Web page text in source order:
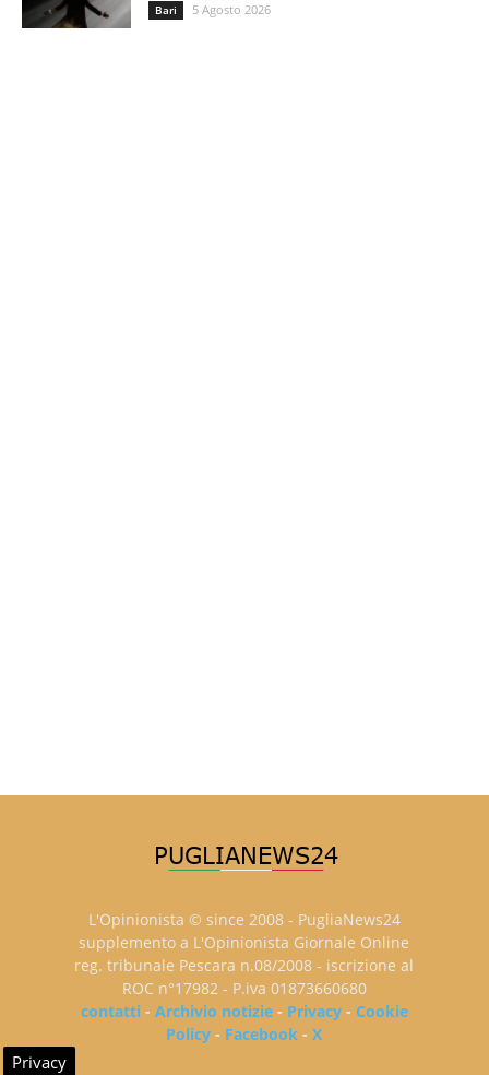
Bari 5 Agosto 2026
L'Opinionista © since 2008 - PugliaNews24
supplemento a L'Opinionista Giornale Online
reg. tribunale Pescara n.08/2008 - iscrizione al
ROC n°17982 - P.iva 01873660680
contatti- Archivio notizie- Privacy- Cookie
Policy - Facebook -X
Privacy